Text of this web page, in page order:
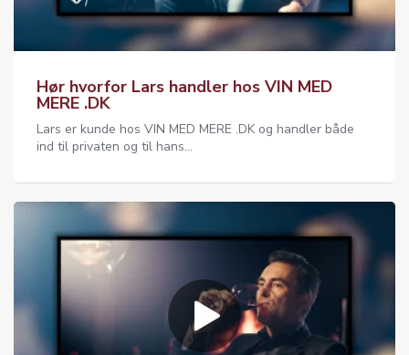
Hør hvorfor Lars handler hos VIN MED
MERE .DK
Lars er kunde hos VIN MED MERE .DK og handler både
ind til privaten og til hans...